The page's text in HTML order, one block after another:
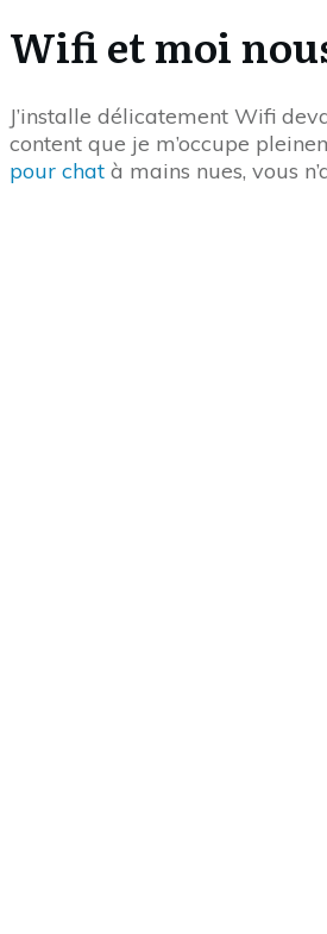
Wifi et moi
J’installe délicatement Wifi
content que je m’occupe
pour chat à mains nues, vous